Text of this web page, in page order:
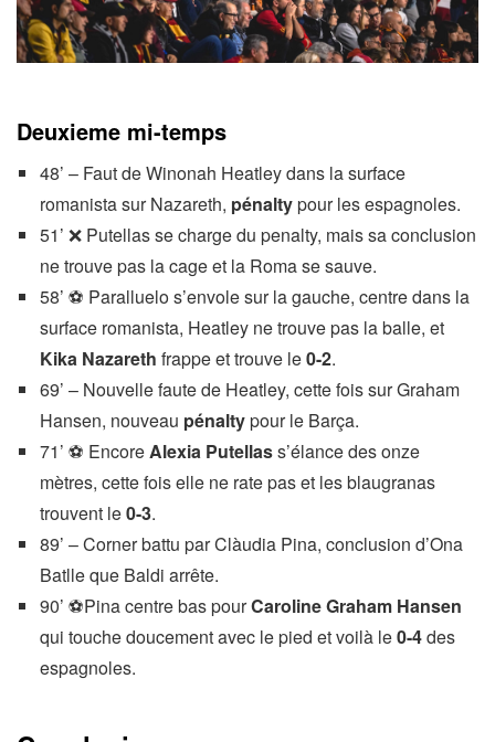
Deuxieme mi-temps
48’ – Faut de Winonah Heatley dans la surface
romanista sur Nazareth, pénaltypour les espagnoles.
51’ ❌ Putellas se charge du penalty, mais sa conclusion
ne trouve pas la cage et la Roma se sauve.
58’ ⚽ Paralluelo s’envole sur la gauche, centre dans la
surface romanista, Heatley ne trouve pas la balle, et
Kika Nazareth frappe et trouve le0-2.
69’ – Nouvelle faute de Heatley, cette fois sur Graham
Hansen, nouveau pénaltypour le Barça.
71’ ⚽ EncoreAlexia Putellass’élance des onze
mètres, cette fois elle ne rate pas et les blaugranas
trouvent le0-3.
89’ – Corner battu par Clàudia Pina, conclusion d’Ona
Batlle que Baldi arrête.
90’ ⚽Pina centre bas pourCaroline Graham Hansen
qui touche doucement avec le pied et voilà le0-4des
espagnoles.